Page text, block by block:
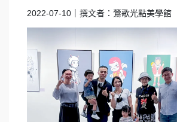
2022-07-10｜撰文者：鶯歌光點美學館